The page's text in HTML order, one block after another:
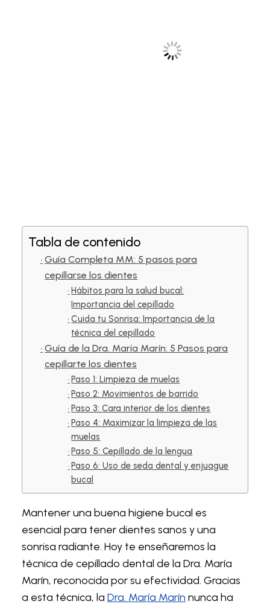
Tabla de contenido
Guía Completa MM: 5 pasos para
cepillarse los dientes
Hábitos para la salud bucal:
Importancia del cepillado
Cuida tu Sonrisa: Importancia de la
técnica del cepillado
Guía de la Dra. María Marín: 5 Pasos para
cepillarte los dientes
Paso 1: Limpieza de muelas
Paso 2: Movimientos de barrido
Paso 3: Cara interior de los dientes
Paso 4: Maximizar la limpieza de las
muelas
Paso 5: Cepillado de la lengua
Paso 6: Uso de seda dental y enjuague
bucal
Mantener una buena higiene bucal es
esencial para tener dientes sanos y una
sonrisa radiante. Hoy te enseñaremos la
técnica de cepillado dental de la Dra. María
Marín, reconocida por su efectividad. Gracias
a esta técnica, la Dra. María Marín nunca ha